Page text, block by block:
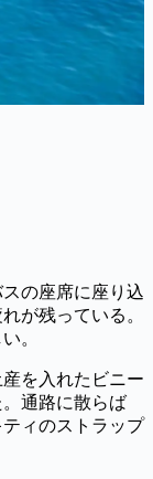
の座席に座り込
が残っている。
。
を入れたビニー
通路に散らば
ィのストラップ